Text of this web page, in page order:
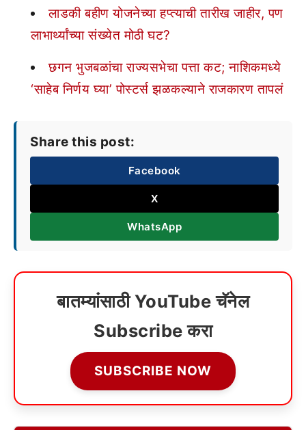
लाडकी बहीण योजनेच्या हप्त्याची तारीख जाहीर, पण
लाभार्थ्यांच्या संख्येत मोठी घट?
छगन भुजबळांचा राज्यसभेचा पत्ता कट; नाशिकमध्ये
‘साहेब निर्णय घ्या’ पोस्टर्स झळकल्याने राजकारण तापलं
Share this post:
Facebook
X
WhatsApp
बातम्यांसाठी YouTube चॅनेल
Subscribe करा
SUBSCRIBE NOW